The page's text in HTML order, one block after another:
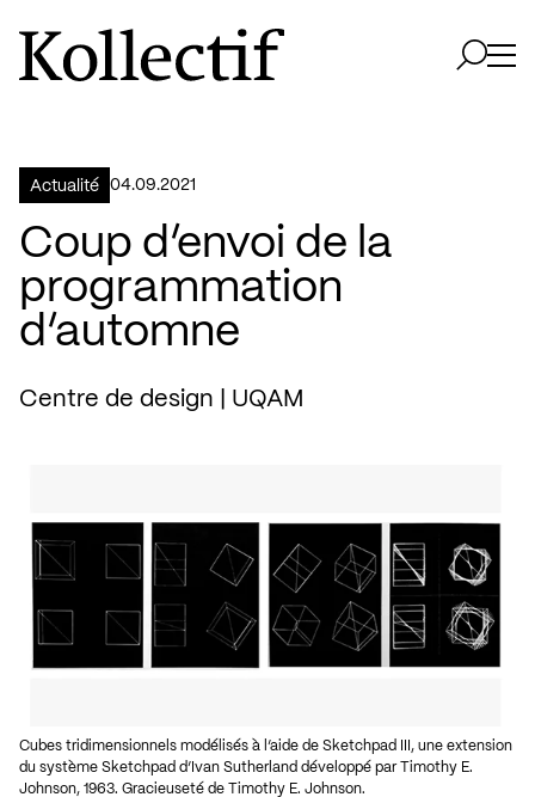
Aller à la page d'accueil
Logo Kollectif
Actualité 04.09.2021
Coup d’envoi de la
programmation
d’automne
Centre de design | UQAM
Cubes tridimensionnels modélisés à l’aide de Sketchpad III, une extension
du système Sketchpad d’Ivan Sutherland développé par Timothy E.
Johnson, 1963. Gracieuseté de Timothy E. Johnson.